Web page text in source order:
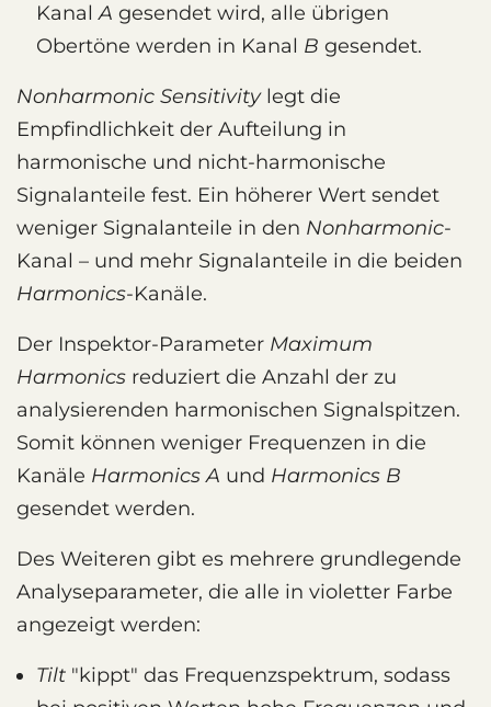
KanalA gesendet wird, alle übrigen
Obertöne werden in Kanal B gesendet.
Nonharmonic Sensitivitylegt die
Empfindlichkeit der Aufteilung in
harmonische und nicht-harmonische
Signalanteile fest. Ein höherer Wert sendet
weniger Signalanteile in den Nonharmonic-
Kanal – und mehr Signalanteile in die beiden
Harmonics-Kanäle.
Der Inspektor-Parameter Maximum
Harmonics reduziert die Anzahl der zu
analysierenden harmonischen Signalspitzen.
Somit können weniger Frequenzen in die
Kanäle Harmonics A und Harmonics B
gesendet werden.
Des Weiteren gibt es mehrere grundlegende
Analyseparameter, die alle in violetter Farbe
angezeigt werden:
Tilt "kippt" das Frequenzspektrum, sodass